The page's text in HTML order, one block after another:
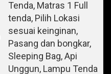
Tenda, Matras 1 Full
tenda, Pilih Lokasi
sesuai keinginan,
Pasang dan bongkar,
Sleeping Bag, Api
Unggun, Lampu Tenda